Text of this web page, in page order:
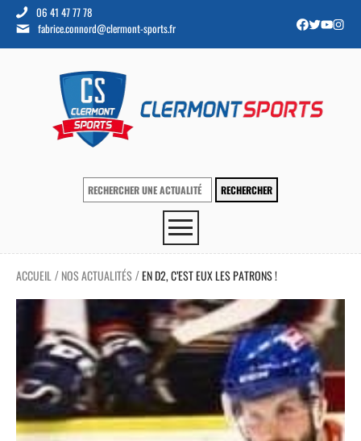
06 41 47 77 78
fabrice.connord@clermont-sports.fr
ACCUEIL / NOS ACTUALITÉS /EN D2, C’EST EUX LES PATRONS !